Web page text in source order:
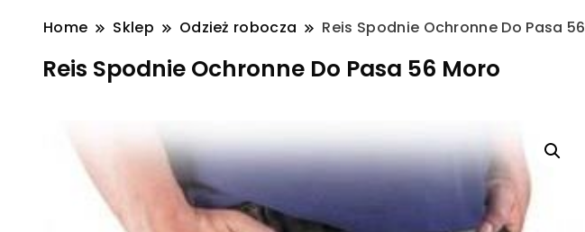
Home Sklep Odzież robocza Reis Spodnie Ochronne Do Pasa
Reis Spodnie Ochronne Do Pasa 56 Moro